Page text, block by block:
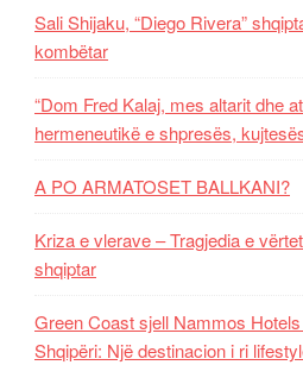
Sali Shijaku, “Diego Rivera”
kombëtar
“Dom Fred Kalaj, mes altarit dhe
hermeneutikë e shpresës,
A PO ARMATOSET BALLKANI?
Kriza e vlerave – Tragjedia e
shqiptar
Green Coast sjell Nammos
Shqipëri: Një destinacion i ri